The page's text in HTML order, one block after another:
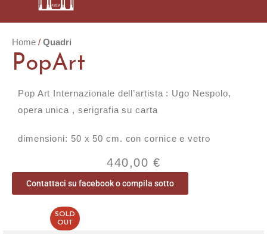
Home Quadri
PopArt
Pop Art Internazionale dell’artista : Ugo Nespolo,
opera unica , serigrafia su carta
dimensioni: 50 x 50 cm. con cornice e vetro
440,00 €
Contattaci su facebook o compila sotto
SOLD
OUT